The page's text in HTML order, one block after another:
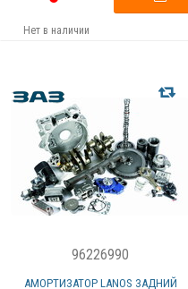
Нет в наличии
96226990
АМОРТИЗАТОР LANOS ЗАДНИЙ